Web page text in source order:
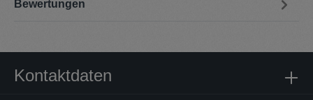
Bewertungen
Kontaktdaten